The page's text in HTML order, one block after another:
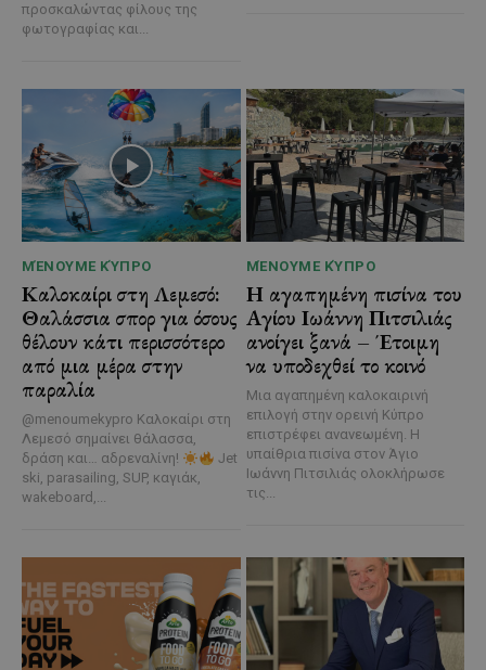
προσκαλώντας φίλους της
φωτογραφίας και...
ΜΈΝΟΥΜΕ ΚΎΠΡΟ
Καλοκαίρι στη Λεμεσό:
Θαλάσσια σπορ για όσους
θέλουν κάτι περισσότερο
από μια μέρα στην
παραλία
@menoumekypro Καλοκαίρι στη
Λεμεσό σημαίνει θάλασσα,
δράση και… αδρεναλίνη!
Jet
ski, parasailing, SUP, καγιάκ,
wakeboard,...
ΜΈΝΟΥΜΕ ΚΎΠΡΟ
Η αγαπημένη πισίνα του
Αγίου Ιωάννη Πιτσιλιάς
ανοίγει ξανά – Έτοιμη
να υποδεχθεί το κοινό
Μια αγαπημένη καλοκαιρινή
επιλογή στην ορεινή Κύπρο
επιστρέφει ανανεωμένη. Η
υπαίθρια πισίνα στον Άγιο
Ιωάννη Πιτσιλιάς ολοκλήρωσε
τις...